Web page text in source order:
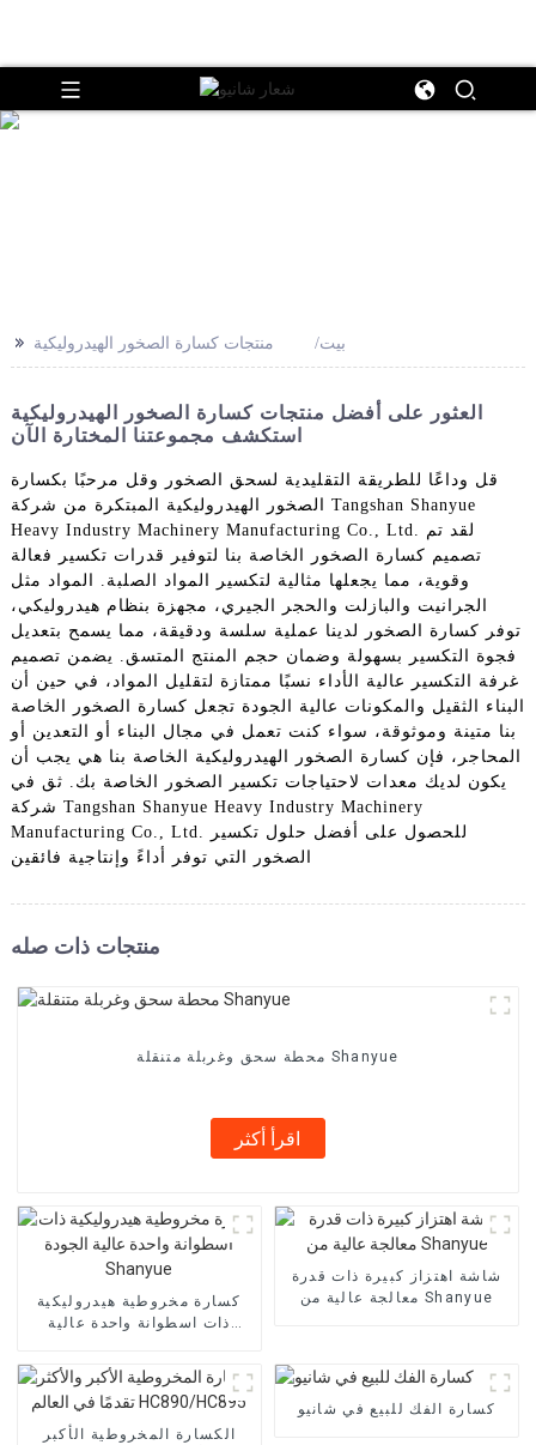
>> بيت منتجات كسارة الصخور الهيدروليكية
العثور على أفضل منتجات كسارة الصخور الهيدروليكية
استكشف مجموعتنا المختارة الآن
قل وداعًا للطريقة التقليدية لسحق الصخور وقل مرحبًا بكسارة
الصخور الهيدروليكية المبتكرة من شركة Tangshan Shanyue
Heavy Industry Machinery Manufacturing Co., Ltd. لقد تم
تصميم كسارة الصخور الخاصة بنا لتوفير قدرات تكسير فعالة
وقوية، مما يجعلها مثالية لتكسير المواد الصلبة. المواد مثل
الجرانيت والبازلت والحجر الجيري، مجهزة بنظام هيدروليكي،
توفر كسارة الصخور لدينا عملية سلسة ودقيقة، مما يسمح بتعديل
فجوة التكسير بسهولة وضمان حجم المنتج المتسق. يضمن تصميم
غرفة التكسير عالية الأداء نسبًا ممتازة لتقليل المواد، في حين أن
البناء الثقيل والمكونات عالية الجودة تجعل كسارة الصخور الخاصة
بنا متينة وموثوقة، سواء كنت تعمل في مجال البناء أو التعدين أو
المحاجر، فإن كسارة الصخور الهيدروليكية الخاصة بنا هي يجب أن
يكون لديك معدات لاحتياجات تكسير الصخور الخاصة بك. ثق في
شركة Tangshan Shanyue Heavy Industry Machinery
Manufacturing Co., Ltd. للحصول على أفضل حلول تكسير
الصخور التي توفر أداءً وإنتاجية فائقين
منتجات ذات صله
محطة سحق وغربلة متنقلة Shanyue
اقرأ أكثر
كسارة مخروطية هيدروليكية
ذات اسطوانة واحدة عالية
شاشة اهتزاز كبيرة ذات قدرة
معالجة عالية من Shanyue
الكسارة المخروطية الأكبر
كسارة الفك للبيع في شانيو